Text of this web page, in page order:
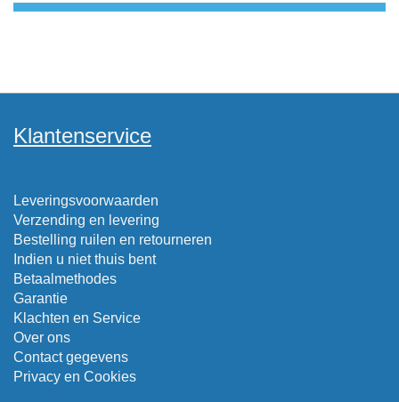
Klantenservice
Leveringsvoorwaarden
Verzending en levering
Bestelling ruilen en retourneren
Indien u niet thuis bent
Betaalmethodes
Garantie
Klachten en Service
Over ons
Contact gegevens
Privacy en Cookies